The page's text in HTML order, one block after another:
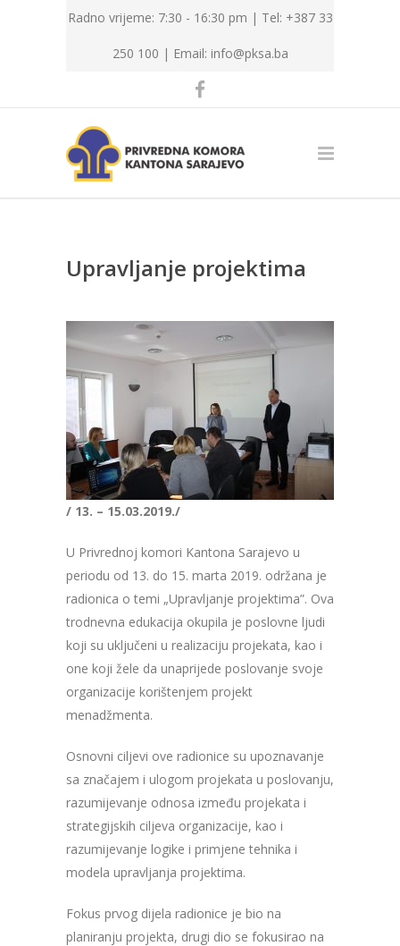
Radno vrijeme: 7:30 - 16:30 pm | Tel: +387 33
250 100 | Email: info@pksa.ba
Upravljanje projektima
/ 13. – 15.03.2019./
U Privrednoj komori Kantona Sarajevo u
periodu od 13. do 15. marta 2019. održana je
radionica o temi „Upravljanje projektima”. Ova
trodnevna edukacija okupila je poslovne ljudi
koji su uključeni u realizaciju projekata, kao i
one koji žele da unaprijede poslovanje svoje
organizacije korištenjem projekt
menadžmenta.
Osnovni ciljevi ove radionice su upoznavanje
sa značajem i ulogom projekata u poslovanju,
razumijevanje odnosa između projekata i
strategijskih ciljeva organizacije, kao i
razumijevanje logike i primjene tehnika i
modela upravljanja projektima.
Fokus prvog dijela radionice je bio na
planiranju projekta, drugi dio se fokusirao na